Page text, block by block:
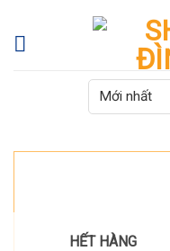
content
HẾT HÀNG